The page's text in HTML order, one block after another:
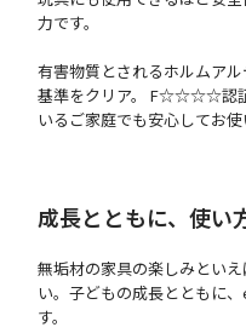
力です。
有害物質とされるホルムア
基準をクリア。 F☆☆☆☆認
いるご家庭でも安心してお使
成長とともに、使い
無垢材の家具の楽しみとい
い。子どもの成長とともに
す。